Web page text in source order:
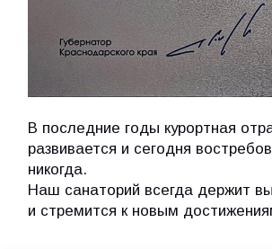
В последние годы курортная
развивается и сегодня
никогда.
Наш санаторий всегда держит
и стремится к новым